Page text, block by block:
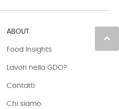
keyboard_arrow_up
ABOUT
Food Insights
Lavori nella GDO?
Contatti
Chi siamo